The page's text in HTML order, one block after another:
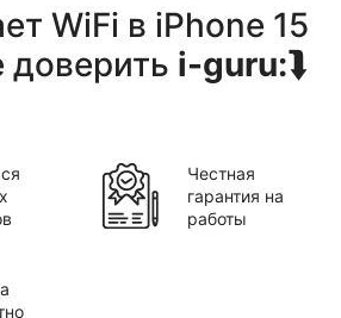
WiFi в iPhone 15
доверить i-guru:⮯
Честная
гарантия на
работы